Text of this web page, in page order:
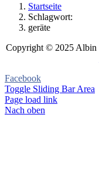
Startseite
Schlagwort:
geräte
Copyright © 2025 Albin
Facebook
Toggle Sliding Bar Area
Page load link
Nach oben